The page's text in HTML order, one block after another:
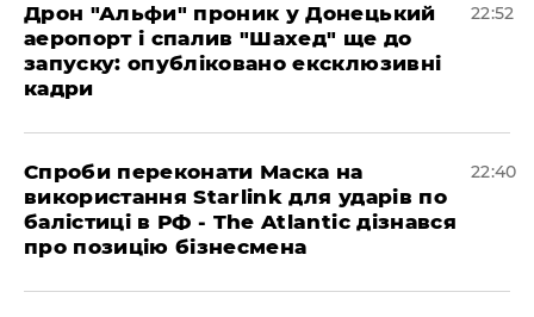
​Дрон "Альфи" проник у Донецький
аеропорт і спалив "Шахед" ще до
запуску: опубліковано ексклюзивні
кадри
22:52
​Спроби переконати Маска на
використання Starlink для ударів по
балістиці в РФ - The Atlantic дізнався
про позицію бізнесмена
22:40